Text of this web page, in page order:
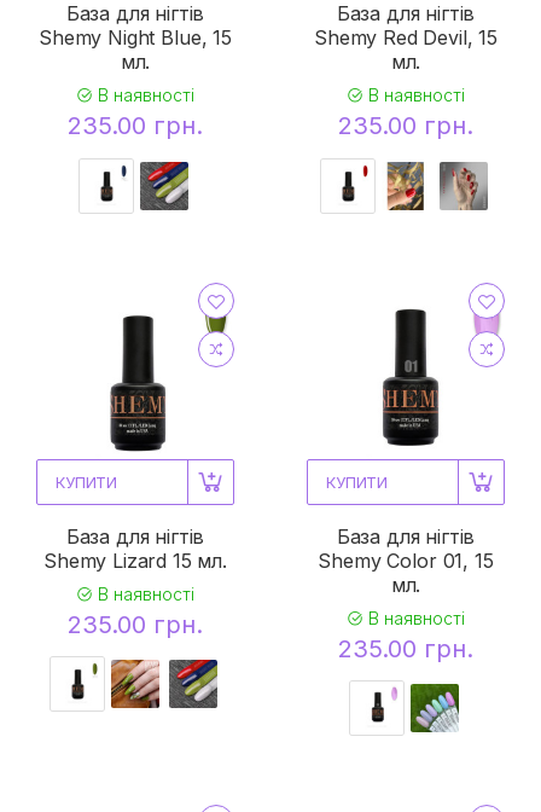
База для нігтів
Shemy Night Blue, 15
мл.
В наявності
235.00 грн.
База для нігтів
Shemy Red Devil, 15
мл.
В наявності
235.00 грн.
КУПИТИ
База для нігтів
Shemy Lizard 15 мл.
В наявності
235.00 грн.
КУПИТИ
База для нігтів
Shemy Color 01, 15
мл.
В наявності
235.00 грн.